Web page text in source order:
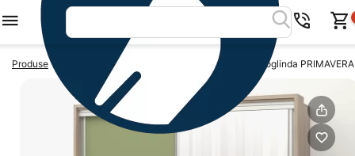
Produse Dulapuri usi glisante Dulap usi glisante cu oglinda PRIMAVERA